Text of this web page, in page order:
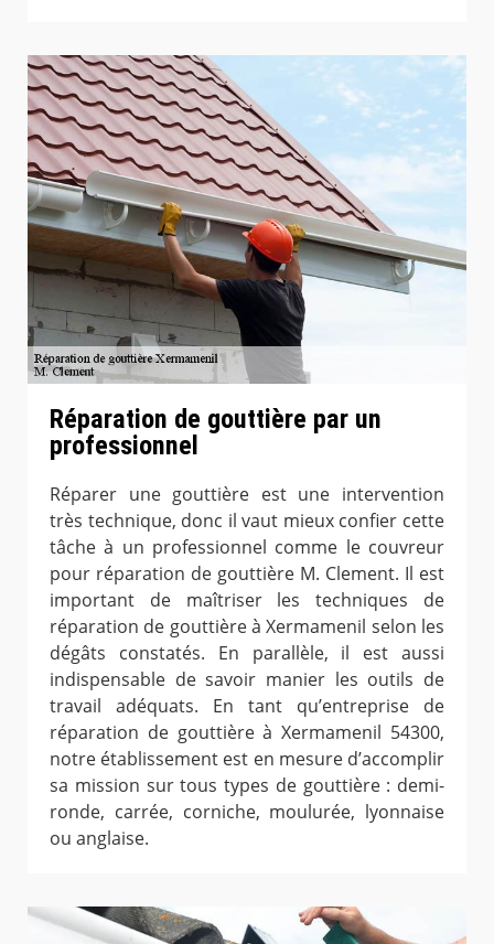
Réparation de gouttière par un
professionnel
Réparer une gouttière est une intervention
très technique, donc il vaut mieux confier cette
tâche à un professionnel comme le couvreur
pour réparation de gouttière M. Clement. Il est
important de maîtriser les techniques de
réparation de gouttière à Xermamenil selon les
dégâts constatés. En parallèle, il est aussi
indispensable de savoir manier les outils de
travail adéquats. En tant qu’entreprise de
réparation de gouttière à Xermamenil 54300,
notre établissement est en mesure d’accomplir
sa mission sur tous types de gouttière : demi-
ronde, carrée, corniche, moulurée, lyonnaise
ou anglaise.